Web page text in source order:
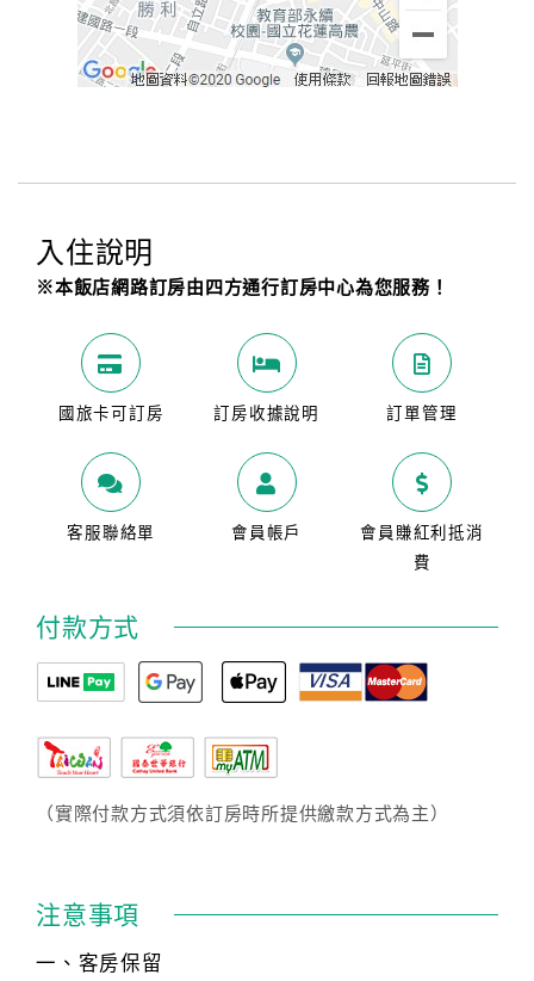
入住說明
※本飯店網路訂房由四方通行訂房中心為您服務！
國旅卡可訂房 訂房收據說明 訂單管理
客服聯絡單 會員帳戶
會員賺紅利抵消
費
付款方式
（實際付款方式須依訂房時所提供繳款方式為主）
注意事項
一、客房保留